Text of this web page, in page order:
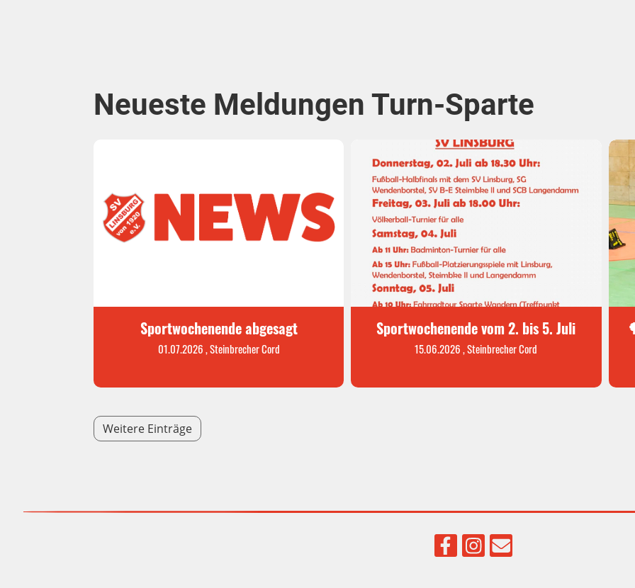
Neueste Meldungen Turn-Sparte
Sportwochenende abgesagt
01.07.2026, Steinbrecher Cord
Sportwochenende vom 2. bis 5. Juli
15.06.2026, Steinbrecher Cord
Weitere Einträge